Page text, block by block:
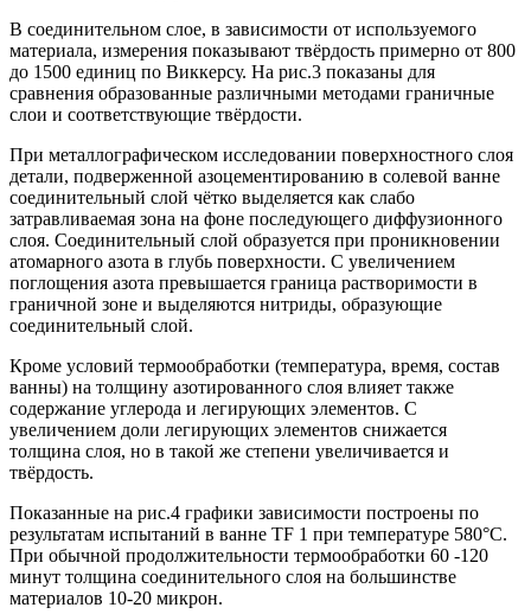
В соединительном слое, в зависимости от используемого
материала, измерения показывают твёрдость примерно от 800
до 1500 единиц по Виккерсу. На рис.3 показаны для
сравнения образованные различными методами граничные
слои и соответствующие твёрдости.
При металлографическом исследовании поверхностного слоя
детали, подверженной азоцементированию в солевой ванне
соединительный слой чётко выделяется как слабо
затравливаемая зона на фоне последующего диффузионного
слоя. Соединительный слой образуется при проникновении
атомарного азота в глубь поверхности. С увеличением
поглощения азота превышается граница растворимости в
граничной зоне и выделяются нитриды, образующие
соединительный слой.
Кроме условий термообработки (температура, время, состав
ванны) на толщину азотированного слоя влияет также
содержание углерода и легирующих элементов. С
увеличением доли легирующих элементов снижается
толщина слоя, но в такой же степени увеличивается и
твёрдость.
Показанные на рис.4 графики зависимости построены по
результатам испытаний в ванне TF 1 при температуре 580°С.
При обычной продолжительности термообработки 60 -120
минут толщина соединительного слоя на большинстве
материалов 10-20 микрон.